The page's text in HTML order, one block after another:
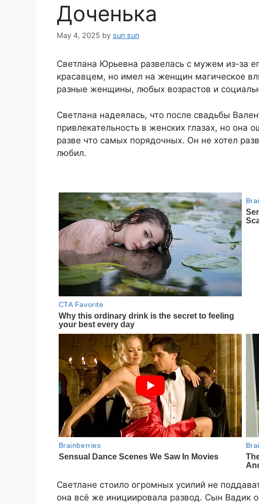
Доченька
May 4, 2025 by sun sun
Светлана Юрьевна развелась с мужем из-за
красавцем, но имел на женщин магическое
разные женщины, любых возрастов и
Светлана надеялась, что после свадьбы
привлекательность в женских глазах, но она
разве что самых порядочных. Он не хотел
любил.
Светлане стоило огромных усилий не
она всё же инициировала развод. Сын Вадик